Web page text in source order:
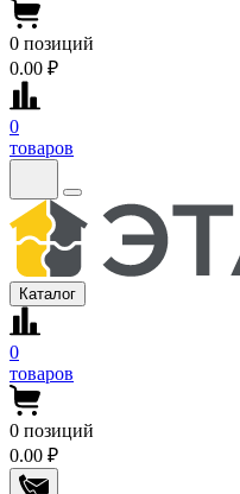
0 позиций
0.00 ₽
0
товаров
Каталог
0
товаров
0 позиций
0.00 ₽